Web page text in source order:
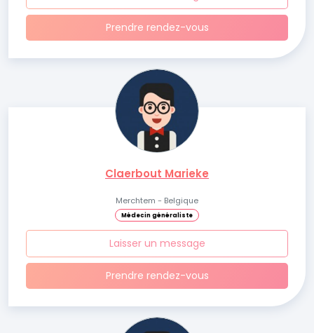
Prendre rendez-vous
Claerbout Marieke
Merchtem - Belgique
Médecin généraliste
Laisser un message
Prendre rendez-vous